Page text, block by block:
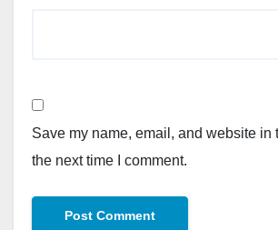
Save my name, email, and website in
the next time I comment.